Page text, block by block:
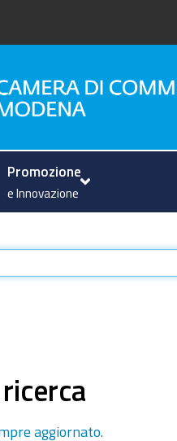
di Modena
Promozione
e Innovazione
Collezione Inviabile
Procedure
aggiornato.